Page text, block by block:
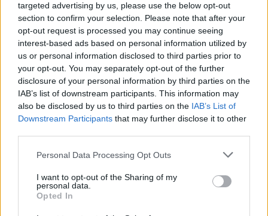
targeted advertising by us, please use the below opt-out
section to confirm your selection. Please note that after your
opt-out request is processed you may continue seeing
interest-based ads based on personal information utilized by
us or personal information disclosed to third parties prior to
your opt-out. You may separately opt-out of the further
disclosure of your personal information by third parties on the
IAB’s list of downstream participants. This information may
also be disclosed by us to third parties on the IAB’s List of
Downstream Participants that may further disclose it to other
Personal Data Processing Opt Outs
I want to opt-out of the Sharing of my
personal data.
Opted In